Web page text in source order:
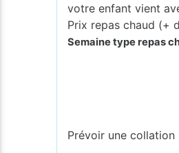
votre enfant vient
Prix repas chaud (+
Semaine type repas
Mardi :
Mercredi :
Jeudi ;
Vendredi :
Prévoir une